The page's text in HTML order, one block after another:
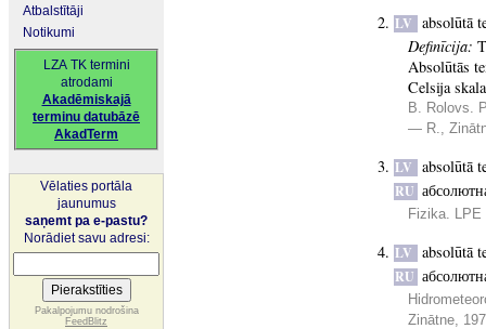
Atbalstītāji
Notikumi
LZA TK termini
atrodami
Akadēmiskajā
terminu datubāzē
AkadTerm
Vēlaties portāla
jaunumus
saņemt pa e-pastu?
Norādiet savu adresi:
Pakalpojumu nodrošina
FeedBlitz
LV absolūtā
Definīcija:
Absolūtās
Celsija
B. Rolovs.
— R.,
LV absolūtā
RU
Fizika.
LV absolūtā
RU
Zinātne,